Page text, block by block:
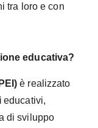
tra loro e con
educativa?
è realizzato
educativi,
di sviluppo